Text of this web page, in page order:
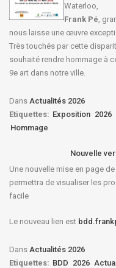
Waterloo,
Frank Pé ,
nous laisse une œuvre
Très touchés par cette
souhaité rendre hommage à
9e art dans notre ville.
Dans Actualités 2026
Etiquettes: Exposition 2026
Hommage
Nouvelle
Une nouvelle mise en page
permettra de visualiser les
facile
Le nouveau lien est
Dans Actualités 2026
Etiquettes: BDD 2026